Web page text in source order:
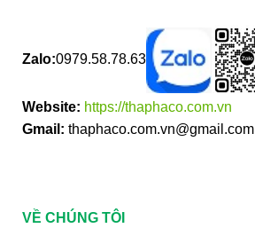
Zalo:0979.58.78.63
Website: https://thaphaco.com.vn
Gmail: thaphaco.com.vn@gmail.com
VỀ CHÚNG TÔI